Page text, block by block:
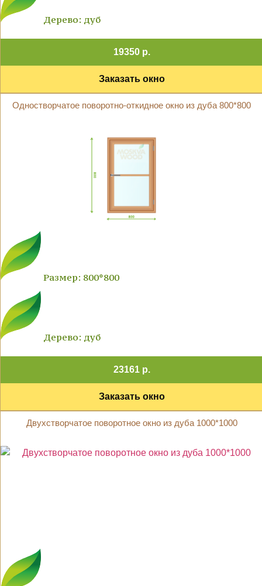
Дерево: дуб
19350 р.
Заказать окно
Одностворчатое поворотно-откидное окно из дуба 800*800
Размер: 800*800
Дерево: дуб
23161 р.
Заказать окно
Двухстворчатое поворотное окно из дуба 1000*1000